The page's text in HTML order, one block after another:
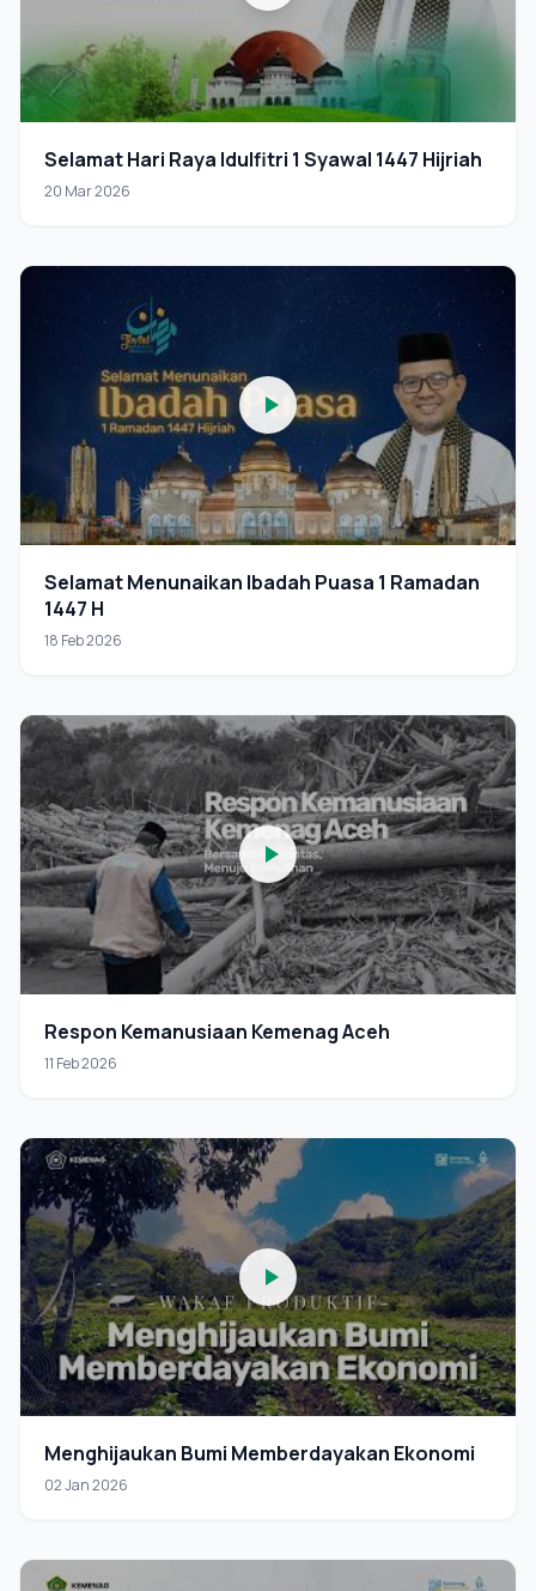
Selamat Hari Raya Idulfitri 1 Syawal 1447 Hijriah
20 Mar 2026
Selamat Menunaikan Ibadah Puasa 1 Ramadan
1447 H
18 Feb 2026
Respon Kemanusiaan Kemenag Aceh
11 Feb 2026
Menghijaukan Bumi Memberdayakan Ekonomi
02 Jan 2026